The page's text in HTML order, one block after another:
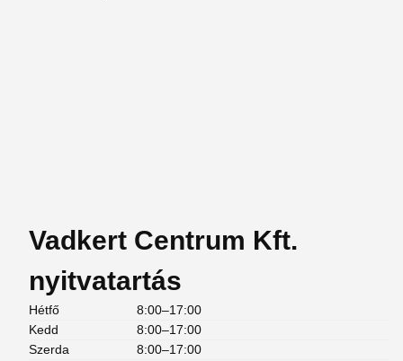
Vadkert Centrum Kft.
nyitvatartás
Hétfő
8:00–17:00
Kedd
8:00–17:00
Szerda
8:00–17:00